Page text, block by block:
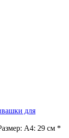
для
А4: 29 см *